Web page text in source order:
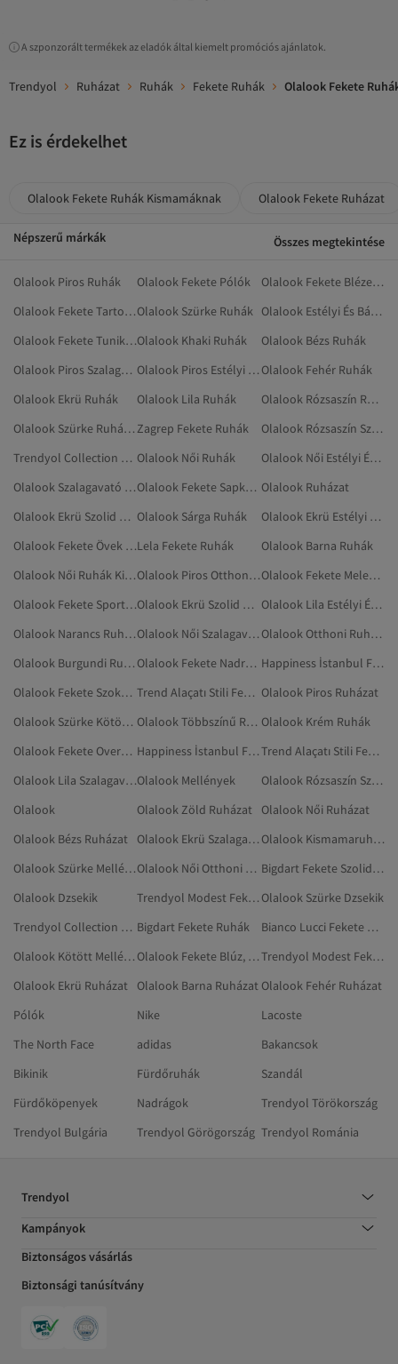
A szponzorált termékek az eladók által kiemelt promóciós ajánlatok.
Trendyol Ruházat Ruhák Fekete Ruhák Olalook Fekete
Ez is érdekelhet
Olalook Fekete Ruhák Kismamáknak Olalook Fekete Ruházat
Népszerű márkák Összes megtekintése
Olalook Piros Ruhák Olalook Fekete Pólók
Olalook Fekete Blézerek
Olalook Fekete TartozékokOlalook Szürke Ruhák
Olalook Estélyi És Báli Ruhák
Olalook Fekete TunikákOlalook Khaki Ruhák
Olalook Bézs Ruhák
Olalook Piros Szalagavató Ruhák
Olalook Piros Estélyi És Báli Ruhák Olalook Fehér Ruhák
Olalook Ekrü Ruhák
Olalook Lila Ruhák
Olalook Rózsaszín Ruhák
Olalook Szürke RuházatZagrep Fekete Ruhák
Olalook Rózsaszín Szolid Ruhák
Trendyol Collection Fekete Ruhák Olalook Női Ruhák
Olalook Női Estélyi És Báli Ruhák
Olalook Szalagavató Ruhák
Olalook Fekete Sapkák, Kalapok Olalook Ruházat
Olalook Ekrü Szolid Ruhák Olalook Sárga Ruhák
Olalook Ekrü Estélyi És Báli Ruhák
Olalook Fekete Övek És NadrágtartókLela Fekete Ruhák
Olalook Barna Ruhák
Olalook Női Ruhák Kismamáknak
Olalook Piros Otthoni Ruházat
Olalook Fekete Melegítőszettek
Olalook Fekete Sportruházat
Olalook Ekrü Szolid Ruházat
Olalook Lila Estélyi És Báli Ruhák
Olalook Narancs Ruházat
Olalook Női Szalagavató Ruhák
Olalook Otthoni Ruházat
Olalook Burgundi Ruhák
Olalook Fekete Nadrágok
Happiness İstanbul Fekete Ruhák
Olalook Fekete Szoknyák
Trend Alaçatı Stili Fekete Ruhák Olalook Piros Ruházat
Olalook Szürke Kötött Mellények
Olalook Többszínű Ruhák Olalook Krém Ruhák
Olalook Fekete Overallok
Happiness İstanbul Fekete Szolid Ruhák
Trend Alaçatı Stili Fekete Szolid Ruhák
Olalook Lila Szalagavató RuhákOlalook Mellények
Olalook Rózsaszín Szolid Ruházat
Olalook
Olalook Zöld Ruházat
Olalook Női Ruházat
Olalook Bézs Ruházat
Olalook Ekrü Szalagavató Ruhák
Olalook Kismamaruházat
Olalook Szürke Mellények
Olalook Női Otthoni Ruházat
Bigdart Fekete Szolid Ruhák
Olalook Dzsekik
Trendyol Modest Fekete Ruhák Olalook Szürke Dzsekik
Trendyol Collection Fekete Ruhák Kismamáknak Bigdart Fekete Ruhák
Bianco Lucci Fekete Ruhák
Olalook Kötött Mellények
Olalook Fekete Blúz, Tunika És Korszázs
Trendyol Modest Fekete Szolid Ruhák
Olalook Ekrü Ruházat
Olalook Barna Ruházat Olalook Fehér Ruházat
Pólók
Nike
Lacoste
The North Face
adidas
Bakancsok
Bikinik
Fürdőruhák
Szandál
Fürdőköpenyek
Nadrágok
Trendyol Törökország
Trendyol Bulgária
Trendyol Görögország Trendyol Románia
Trendyol
Kampányok
Biztonságos vásárlás
Biztonsági tanúsítvány